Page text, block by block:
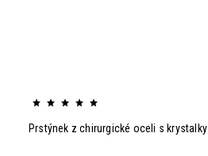
Prstýnek z chirurgické oceli s krystalky